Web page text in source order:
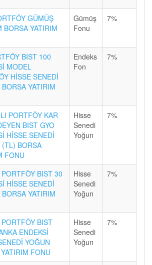
GÜMÜŞ
BORSA YATIRIM
Gümüş
Fonu
7%
BIST 100
MODEL
HİSSE SENEDİ
YATIRIM
Endeks
Fon
7%
PORTFÖY KAR
BIST GYO
HİSSE SENEDİ
(TL) BORSA
FONU
Hisse
Senedi
Yoğun
7%
BIST 30
HİSSE SENEDİ
YATIRIM
Hisse
Senedi
Yoğun
7%
BIST
ENDEKSİ
YOĞUN
FONU
Hisse
Senedi
Yoğun
7%